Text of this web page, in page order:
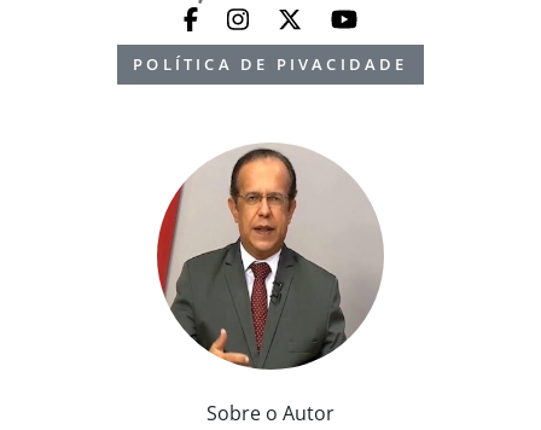
POLÍTICA DE PIVACIDADE
Sobre o Autor